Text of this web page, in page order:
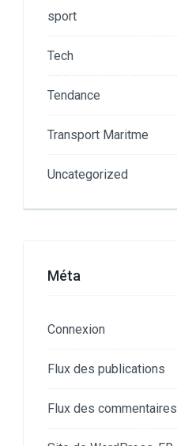
sport
Tech
Tendance
Transport Maritme
Uncategorized
Méta
Connexion
Flux des publications
Flux des commentaires